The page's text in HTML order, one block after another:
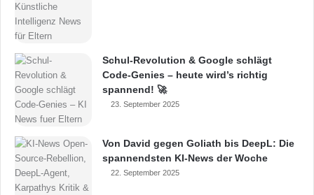
Schul-Revolution & Google schlägt
Code-Genies – heute wird’s richtig
spannend! 🚀
23. September 2025
Von David gegen Goliath bis DeepL: Die
spannendsten KI-News der Woche
22. September 2025